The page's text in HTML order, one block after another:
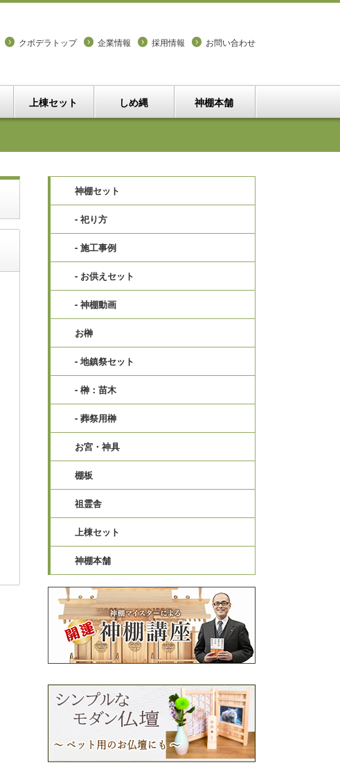
クボデラトップ 企業情報 採用情報 お問い合わせ
上棟セット しめ縄 神棚本舗
神棚セット
- 祀り方
- 施工事例
- お供えセット
- 神棚動画
お榊
- 地鎮祭セット
- 榊：苗木
- 葬祭用榊
お宮・神具
棚板
祖霊舎
上棟セット
神棚本舗